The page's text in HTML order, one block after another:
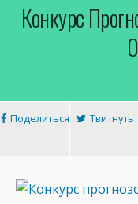
Конкурс
Поделиться Твитнуть